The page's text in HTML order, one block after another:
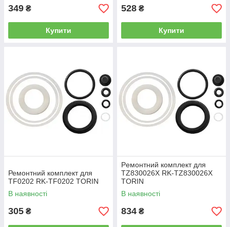
349 ₴
Купити
528 ₴
Купити
Ремонтний комплект для
TF0202 RK-TF0202 TORIN
В наявності
305 ₴
Peмoнтний комплект для
TZ830026X RK-TZ830026X
TORIN
В наявності
834 ₴